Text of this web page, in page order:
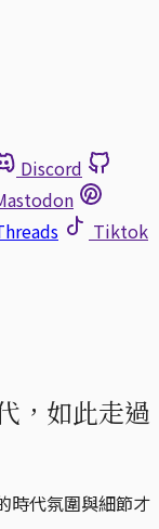
Discord
Tiktok
，如此走過
時代氛圍與細節才